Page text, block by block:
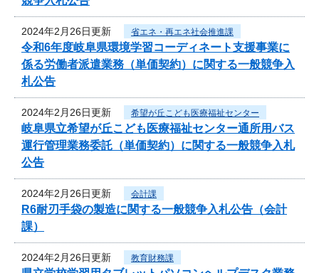
2024年2月26日更新 省エネ・再エネ社会推進課
令和6年度岐阜県環境学習コーディネート支援事業に
係る労働者派遣業務（単価契約）に関する一般競争入
札公告
2024年2月26日更新 希望が丘こども医療福祉センター
岐阜県立希望が丘こども医療福祉センター通所用バス
運行管理業務委託（単価契約）に関する一般競争入札
公告
2024年2月26日更新 会計課
R6耐刃手袋の製造に関する一般競争入札公告（会計
課）
2024年2月26日更新 教育財務課